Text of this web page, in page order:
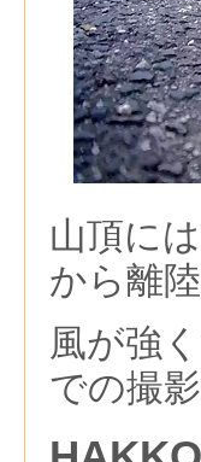
山頂に
から離
風が強
での撮